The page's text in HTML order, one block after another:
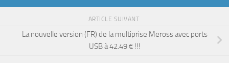
ARTICLE SUIVANT
La nouvelle version (FR) de la multiprise Meross avec ports
USB à 42.49 € !!!